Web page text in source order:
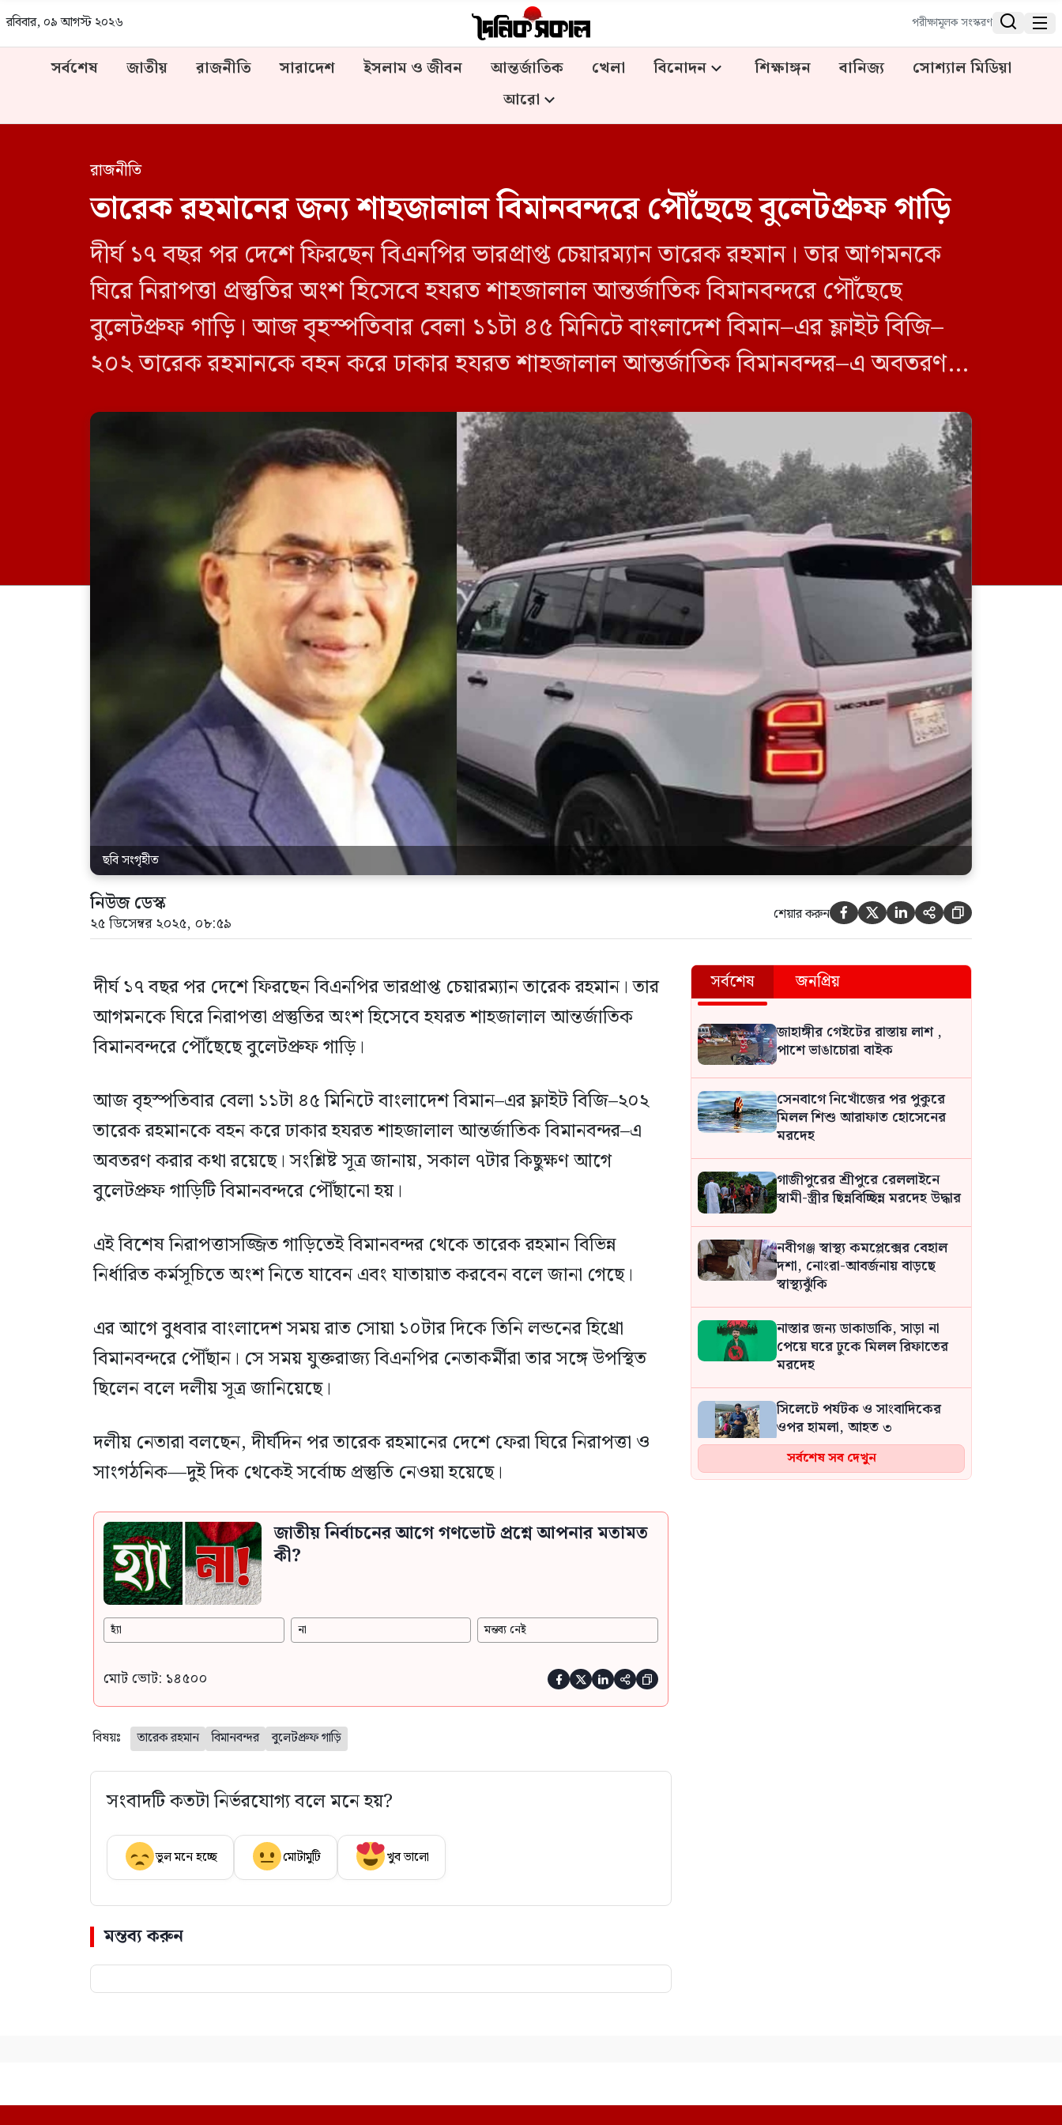
রবিবার, ০৯ আগস্ট ২০২৬ পরীক্ষামূলক সংস্করণ  
সর্বশেষ জাতীয় রাজনীতি সারাদেশ ইসলাম ও জীবন আন্তর্জাতিক খেলা বিনোদন শিক্ষাঙ্গন বানিজ্য
সোশ্যাল মিডিয়া
আরো
রাজনীতি
তারেক রহমানের জন্য শাহজালাল বিমানবন্দরে পৌঁছেছে বুলেটপ্রুফ গাড়ি
দীর্ঘ ১৭ বছর পর দেশে ফিরছেন বিএনপির ভারপ্রাপ্ত চেয়ারম্যান তারেক রহমান। তার আগমনকে
ঘিরে নিরাপত্তা প্রস্তুতির অংশ হিসেবে হযরত শাহজালাল আন্তর্জাতিক বিমানবন্দরে পৌঁছেছে
বুলেটপ্রুফ গাড়ি। আজ বৃহস্পতিবার বেলা ১১টা ৪৫ মিনিটে বাংলাদেশ বিমান–এর ফ্লাইট বিজি–
২০২ তারেক রহমানকে বহন করে ঢাকার হযরত শাহজালাল আন্তর্জাতিক বিমানবন্দর–এ অবতরণ
ছবি সংগৃহীত
নিউজ ডেস্ক
২৫ ডিসেম্বর ২০২৫, ০৮:৫৯ শেয়ার করুন     
দীর্ঘ ১৭ বছর পর দেশে ফিরছেন বিএনপির ভারপ্রাপ্ত চেয়ারম্যান তারেক রহমান। তার
আগমনকে ঘিরে নিরাপত্তা প্রস্তুতির অংশ হিসেবে হযরত শাহজালাল আন্তর্জাতিক
বিমানবন্দরে পৌঁছেছে বুলেটপ্রুফ গাড়ি।
আজ বৃহস্পতিবার বেলা ১১টা ৪৫ মিনিটে বাংলাদেশ বিমান–এর ফ্লাইট বিজি–২০২
তারেক রহমানকে বহন করে ঢাকার হযরত শাহজালাল আন্তর্জাতিক বিমানবন্দর–এ
অবতরণ করার কথা রয়েছে। সংশ্লিষ্ট সূত্র জানায়, সকাল ৭টার কিছুক্ষণ আগে
বুলেটপ্রুফ গাড়িটি বিমানবন্দরে পৌঁছানো হয়।
এই বিশেষ নিরাপত্তাসজ্জিত গাড়িতেই বিমানবন্দর থেকে তারেক রহমান বিভিন্ন
নির্ধারিত কর্মসূচিতে অংশ নিতে যাবেন এবং যাতায়াত করবেন বলে জানা গেছে।
এর আগে বুধবার বাংলাদেশ সময় রাত সোয়া ১০টার দিকে তিনি লন্ডনের হিথ্রো
বিমানবন্দরে পৌঁছান। সে সময় যুক্তরাজ্য বিএনপির নেতাকর্মীরা তার সঙ্গে উপস্থিত
ছিলেন বলে দলীয় সূত্র জানিয়েছে।
দলীয় নেতারা বলছেন, দীর্ঘদিন পর তারেক রহমানের দেশে ফেরা ঘিরে নিরাপত্তা ও
সাংগঠনিক—দুই দিক থেকেই সর্বোচ্চ প্রস্তুতি নেওয়া হয়েছে।
জাতীয় নির্বাচনের আগে গণভোট প্রশ্নে আপনার মতামত
কী?
হ্যাঁ না মন্তব্য নেই
মোট ভোট: ১৪৫০০     
বিষয়ঃ তারেক রহমান বিমানবন্দর বুলেটপ্রুফ গাড়ি
সংবাদটি কতটা নির্ভরযোগ্য বলে মনে হয়?
ভুল মনে হচ্ছে মোটামুটি খুব ভালো
মন্তব্য করুন
সর্বশেষ জনপ্রিয়
জাহাঙ্গীর গেইটের রাস্তায় লাশ ,
পাশে ভাঙাচোরা বাইক
সেনবাগে নিখোঁজের পর পুকুরে
মিলল শিশু আরাফাত হোসেনের
মরদেহ
গাজীপুরের শ্রীপুরে রেললাইনে
স্বামী-স্ত্রীর ছিন্নবিচ্ছিন্ন মরদেহ উদ্ধার
নবীগঞ্জ স্বাস্থ্য কমপ্লেক্সের বেহাল
দশা, নোংরা-আবর্জনায় বাড়ছে
স্বাস্থ্যঝুঁকি
নাস্তার জন্য ডাকাডাকি, সাড়া না
পেয়ে ঘরে ঢুকে মিলল রিফাতের
মরদেহ
সিলেটে পর্যটক ও সাংবাদিকের
ওপর হামলা, আহত ৩
‘নেত্রী যেরকম ঘোষণা দিয়েছেন,
সর্বশেষ সব দেখুন